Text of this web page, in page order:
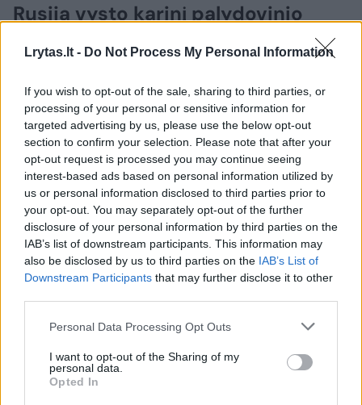
Lrytas.lt - Do Not Process My Personal Information
If you wish to opt-out of the sale, sharing to third parties, or
processing of your personal or sensitive information for
targeted advertising by us, please use the below opt-out
section to confirm your selection. Please note that after your
opt-out request is processed you may continue seeing
interest-based ads based on personal information utilized by
us or personal information disclosed to third parties prior to
your opt-out. You may separately opt-out of the further
disclosure of your personal information by third parties on the
IAB’s list of downstream participants. This information may
also be disclosed by us to third parties on the IAB’s List of
Downstream Participants that may further disclose it to other
Personal Data Processing Opt Outs
I want to opt-out of the Sharing of my
personal data.
Opted In
Rusija vysto karinį palydovinio
interneto tinklą: kokių priemonių
prireiks jo neutralizavimui?(1)
2026 m. rugpjūčio 6 d. 09:41
Lrytas.lt
Rusijai toliau vystant palydovinį
internetą„Rasvet“, kurį kariniams tikslams
sukūrė „Biuro 1440“, Ukrainai kyla naujas
klausimas: kaip veiksmingai neutralizuoti
tokią sistemą?